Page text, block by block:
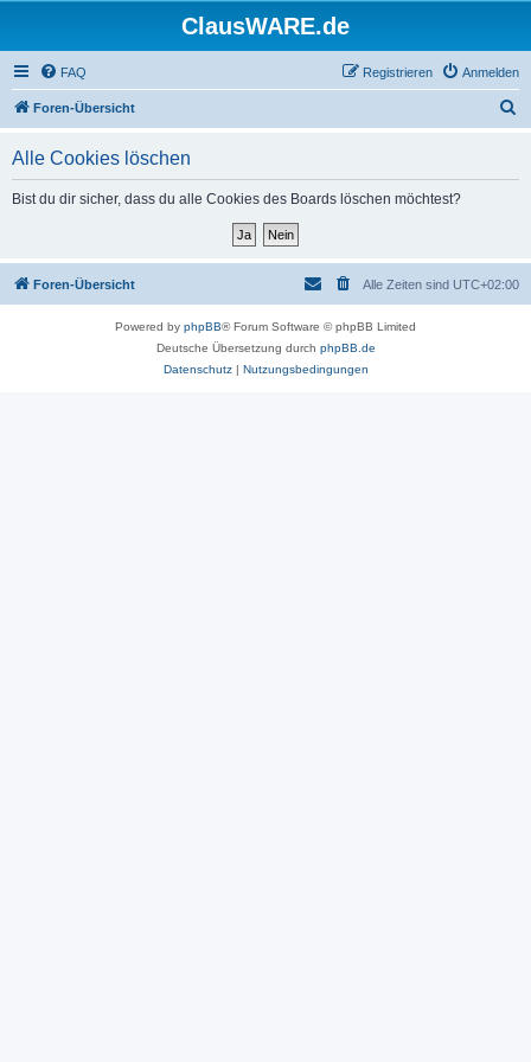
ClausWARE.de
FAQ Anmelden
Registrieren
Foren-Übersicht
Alle Cookies löschen
Bist du dir sicher, dass du alle Cookies des Boards löschen möchtest?
Foren-Übersicht Alle Zeiten sind UTC+02:00
Powered by phpBB® Forum Software © phpBB Limited
Deutsche Übersetzung durch phpBB.de
Datenschutz| Nutzungsbedingungen